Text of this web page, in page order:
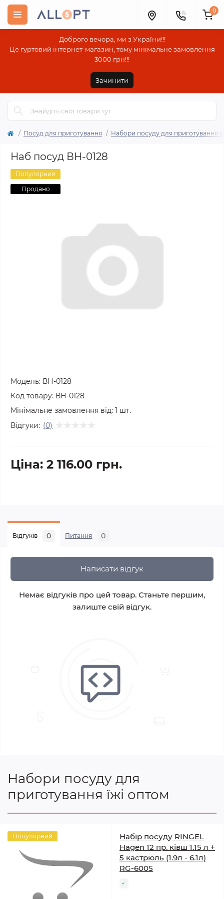
Доброго вечора, ми з України!!!
Це гуртовий інтернет-магазин, тому мінімальне замовлення
3000 грн!!!
Зачинити
0
Посуд для приготування Набори посуду для приготування
Наб посуд ВН-0128
Популярний
Продано
Модель: ВН-0128
Код товару: ВН-0128
Мінімальне замовлення від: 1 шт.
Відгуки: (0)
Ціна: 2 116.00 грн.
Відгуків 0 Питання 0
Написати відгук
Немає відгуків про цей товар. Станьте першим,
залиште свій відгук.
Набори посуду для
приготування їжі оптом
Популярний
Набір посуду RINGEL
Hagen 12 пр. ківш 1.15 л +
5 кастрюль (1.9л - 6.1л)
RG-6005